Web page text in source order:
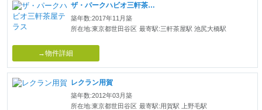
ザ・パークハビオ三軒茶屋テラス
築年数:2017年11月築
所在地:東京都世田谷区 最寄駅:三軒茶屋駅 池尻大橋駅
→物件詳細
レクラン用賀
築年数:2012年03月築
所在地:東京都世田谷区 最寄駅:用賀駅 上野毛駅